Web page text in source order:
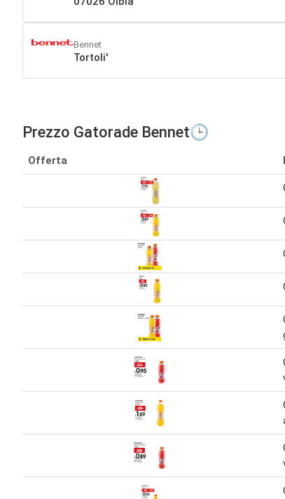
Bennet
Tortoli'
Prezzo Gatorade Bennet🕒
Offerta